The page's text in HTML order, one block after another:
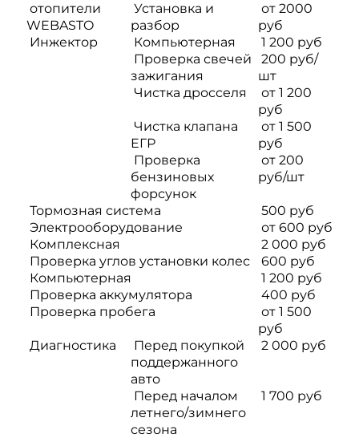
отопители
WEBASTO
Установка и
разбор
от 2000
руб
Инжектор
Компьютерная
1 200 руб
Проверка свечей
зажигания
200 руб/
шт
Чистка дросселя
от 1 200
руб
Чистка клапана
ЕГР
от 1 500
руб
Проверка
бензиновых
форсунок
от 200
руб/шт
Тормозная система
500 руб
Электрооборудование
от 600 руб
Комплексная
2 000 руб
Проверка углов установки колес
600 руб
Компьютерная
1 200 руб
Проверка аккумулятора
400 руб
Проверка пробега
от 1 500
руб
Диагностика
Перед покупкой
поддержанного
авто
2 000 руб
Перед началом
летнего/зимнего
сезона
1 700 руб